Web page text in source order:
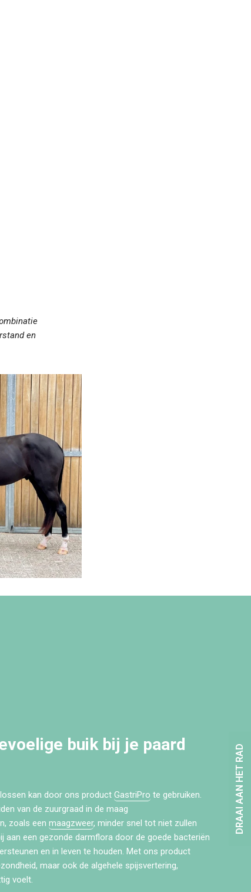
en
buik bij je paard
kan door ons product GastriPro te gebruiken.
van de zuurgraad in de maag
zoals een maagzweer, minder snel tot niet zullen
aan een gezonde darmflora door de goede bacteriën
en in leven te houden. Met ons product
maar ook de algehele spijsvertering,
voelt.
DRAAI AAN HET RAD